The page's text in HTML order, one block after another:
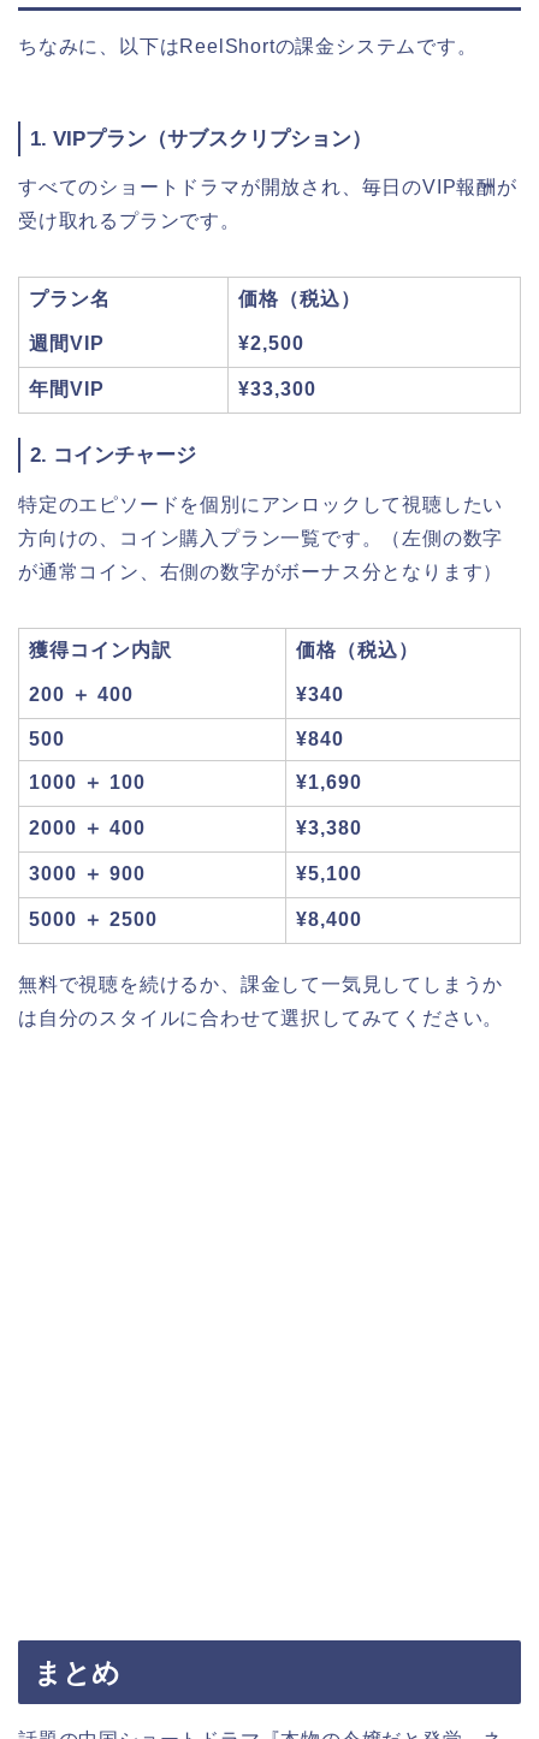
ちなみに、以下はReelShortの課金システムです。
1. VIPプラン（サブスクリプション）
すべてのショートドラマが開放され、毎日のVIP報酬が
受け取れるプランです。
プラン名 価格（税込）
週間VIP ¥2,500
年間VIP ¥33,300
2. コインチャージ
特定のエピソードを個別にアンロックして視聴したい
方向けの、コイン購入プラン一覧です。（左側の数字
が通常コイン、右側の数字がボーナス分となります）
獲得コイン内訳 価格（税込）
200 ＋ 400 ¥340
500 ¥840
1000 ＋ 100 ¥1,690
2000 ＋ 400 ¥3,380
3000 ＋ 900 ¥5,100
5000 ＋ 2500 ¥8,400
無料で視聴を続けるか、課金して一気見してしまうか
は自分のスタイルに合わせて選択してみてください。
まとめ